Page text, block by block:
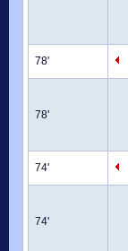
78'
78'
74'
74'